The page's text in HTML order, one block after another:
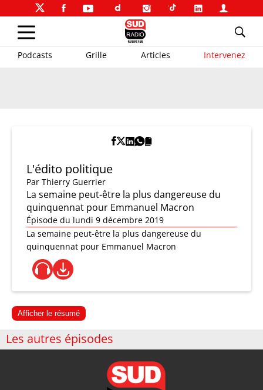
Podcasts Grille Articles Intervenez
L'édito politique
Par Thierry Guerrier
La semaine peut-être la plus dangereuse du
quinquennat pour Emmanuel Macron
Épisode du lundi 9 décembre 2019
La semaine peut-être la plus dangereuse du
quinquennat pour Emmanuel Macron
Afficher le résumé
Les autres épisodes